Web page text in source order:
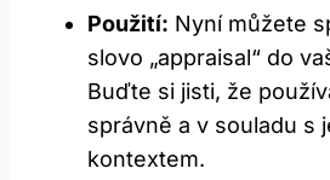
Použití: Nyní můžete
slovo „appraisal“ do
Buďte si jisti, že
správně a v souladu s
kontextem.